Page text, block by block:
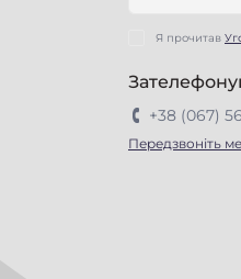
Я прочитав
+38 (067)
Передзвоніть